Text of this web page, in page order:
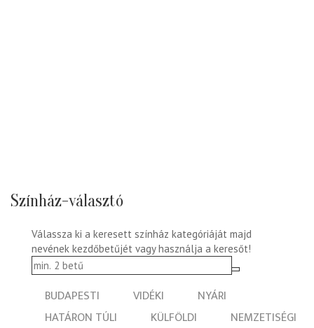
Színház-választó
Válassza ki a keresett színház kategóriáját majd
nevének kezdőbetűjét vagy használja a keresőt!
BUDAPESTI VIDÉKI
NYÁRI
HATÁRON TÚLI
KÜLFÖLDI
NEMZETISÉGI